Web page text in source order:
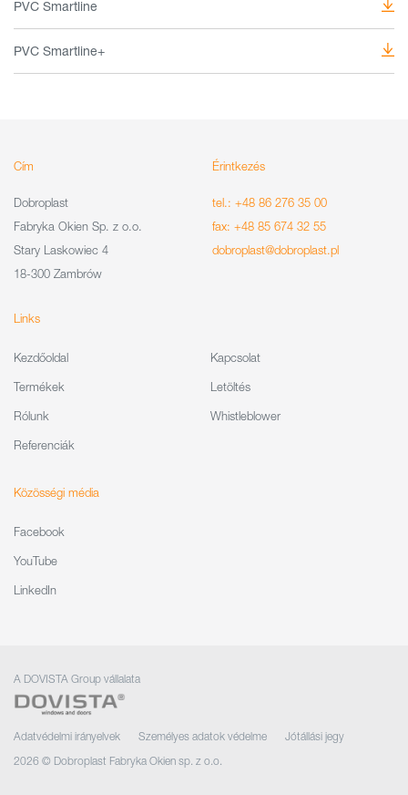
PVC Smartline
PVC Smartline+
Cím
Dobroplast
Fabryka Okien Sp. z o.o.
Stary Laskowiec 4
18-300 Zambrów
Érintkezés
tel.: +48 86 276 35 00
fax: +48 85 674 32 55
dobroplast@dobroplast.pl
Links
Kezdőoldal
Termékek
Rólunk
Referenciák
Kapcsolat
Letöltés
Whistleblower
Közösségi média
Facebook
YouTube
LinkedIn
A DOVISTA Group vállalata
Adatvédelmi irányelvek Személyes adatok védelme
Jótállási jegy
2026 © Dobroplast Fabryka Okien sp. z o.o.